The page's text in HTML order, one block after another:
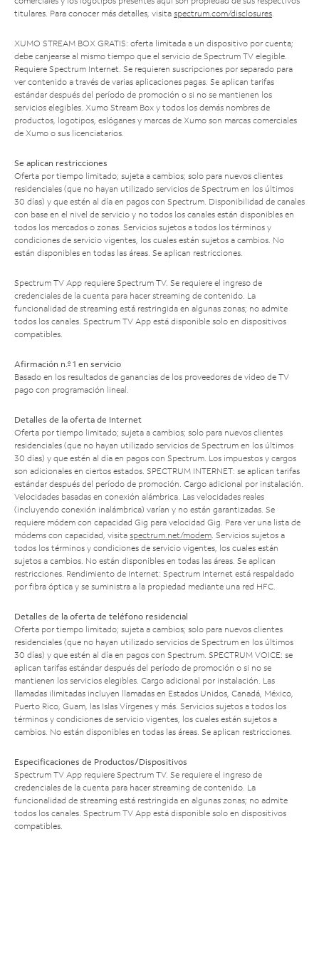
titulares. Para conocer más detalles, visita spectrum.com/disclosures.
XUMO STREAM BOX GRATIS: oferta limitada a un dispositivo por cuenta;
debe canjearse al mismo tiempo que el servicio de Spectrum TV elegible.
Requiere Spectrum Internet. Se requieren suscripciones por separado para
ver contenido a través de varias aplicaciones pagas. Se aplican tarifas
estándar después del período de promoción o si no se mantienen los
servicios elegibles. Xumo Stream Box y todos los demás nombres de
productos, logotipos, eslóganes y marcas de Xumo son marcas comerciales
de Xumo o sus licenciatarios.
Se aplican restricciones
Oferta por tiempo limitado; sujeta a cambios; solo para nuevos clientes
residenciales (que no hayan utilizado servicios de Spectrum en los últimos
30 días) y que estén al día en pagos con Spectrum. Disponibilidad de canales
con base en el nivel de servicio y no todos los canales están disponibles en
todos los mercados o zonas. Servicios sujetos a todos los términos y
condiciones de servicio vigentes, los cuales están sujetos a cambios. No
están disponibles en todas las áreas. Se aplican restricciones.
Spectrum TV App requiere Spectrum TV. Se requiere el ingreso de
credenciales de la cuenta para hacer streaming de contenido. La
funcionalidad de streaming está restringida en algunas zonas; no admite
todos los canales. Spectrum TV App está disponible solo en dispositivos
compatibles.
Afirmación n.º 1 en servicio
Basado en los resultados de ganancias de los proveedores de video de TV
pago con programación lineal.
Detalles de la oferta de Internet
Oferta por tiempo limitado; sujeta a cambios; solo para nuevos clientes
residenciales (que no hayan utilizado servicios de Spectrum en los últimos
30 días) y que estén al día en pagos con Spectrum. Los impuestos y cargos
son adicionales en ciertos estados. SPECTRUM INTERNET: se aplican tarifas
estándar después del período de promoción. Cargo adicional por instalación.
Velocidades basadas en conexión alámbrica. Las velocidades reales
(incluyendo conexión inalámbrica) varían y no están garantizadas. Se
requiere módem con capacidad Gig para velocidad Gig. Para ver una lista de
módems con capacidad, visita spectrum.net/modem. Servicios sujetos a
todos los términos y condiciones de servicio vigentes, los cuales están
sujetos a cambios. No están disponibles en todas las áreas. Se aplican
restricciones. Rendimiento de Internet: Spectrum Internet está respaldado
por fibra óptica y se suministra a la propiedad mediante una red HFC.
Detalles de la oferta de teléfono residencial
Oferta por tiempo limitado; sujeta a cambios; solo para nuevos clientes
residenciales (que no hayan utilizado servicios de Spectrum en los últimos
30 días) y que estén al día en pagos con Spectrum. SPECTRUM VOICE: se
aplican tarifas estándar después del período de promoción o si no se
mantienen los servicios elegibles. Cargo adicional por instalación. Las
llamadas ilimitadas incluyen llamadas en Estados Unidos, Canadá, México,
Puerto Rico, Guam, las Islas Vírgenes y más. Servicios sujetos a todos los
términos y condiciones de servicio vigentes, los cuales están sujetos a
cambios. No están disponibles en todas las áreas. Se aplican restricciones.
Especificaciones de Productos/Dispositivos
Spectrum TV App requiere Spectrum TV. Se requiere el ingreso de
credenciales de la cuenta para hacer streaming de contenido. La
funcionalidad de streaming está restringida en algunas zonas; no admite
todos los canales. Spectrum TV App está disponible solo en dispositivos
compatibles.